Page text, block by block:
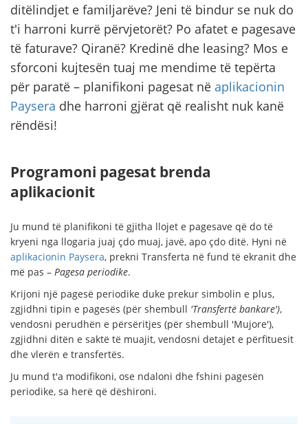
ditëlindjet e familjarëve? Jeni të bindur se nuk do
t'i harroni kurrë përvjetorët? Po afatet e pagesave
të faturave? Qiranë? Kredinë dhe leasing? Mos e
sforconi kujtesën tuaj me mendime të tepërta
për paratë – planifikoni pagesat në aplikacionin
Paysera dhe harroni gjërat që realisht nuk kanë
rëndësi!
Programoni pagesat brenda
aplikacionit
Ju mund të planifikoni të gjitha llojet e pagesave që do të
kryeni nga llogaria juaj çdo muaj, javë, apo çdo ditë. Hyni në
aplikacionin Paysera, prekni Transferta në fund të ekranit dhe
më pas – Pagesa periodike.
Krijoni një pagesë periodike duke prekur simbolin e plus,
zgjidhni tipin e pagesës (për shembull 'Transfertë bankare'),
vendosni perudhën e përsëritjes (për shembull 'Mujore'),
zgjidhni ditën e saktë të muajit, vendosni detajet e përfituesit
dhe vlerën e transfertës.
Ju mund t'a modifikoni, ose ndaloni dhe fshini pagesën
periodike, sa herë që dëshironi.